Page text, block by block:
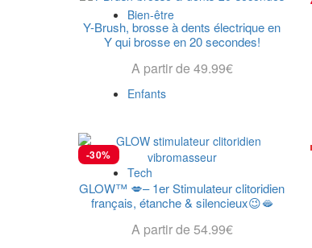
Bien-être
Enfants
Tech
Y-Brush, brosse à dents électrique en
Y qui brosse en 20 secondes!
A partir de 49.99€
Choix Des Options
-30%
GLOW™ 💋– 1er Stimulateur clitoridien
français, étanche & silencieux😉🫦
A partir de 54.99€